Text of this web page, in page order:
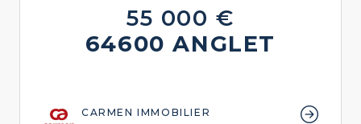
55 000 €
64600 ANGLET
CARMEN IMMOBILIER